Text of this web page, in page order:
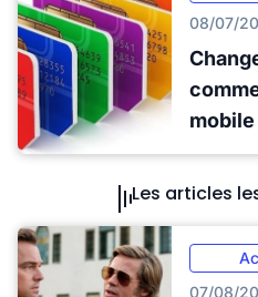
08/07/
mobile
Les articles
07/08/